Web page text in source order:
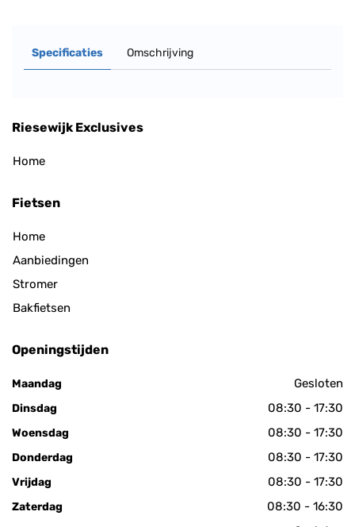
Specificaties Omschrijving
Riesewijk Exclusives
Home
Fietsen
Home
Aanbiedingen
Stromer
Bakfietsen
Openingstijden
Maandag Gesloten
Dinsdag 08:30 - 17:30
Woensdag 08:30 - 17:30
Donderdag 08:30 - 17:30
Vrijdag 08:30 - 17:30
Zaterdag 08:30 - 16:30